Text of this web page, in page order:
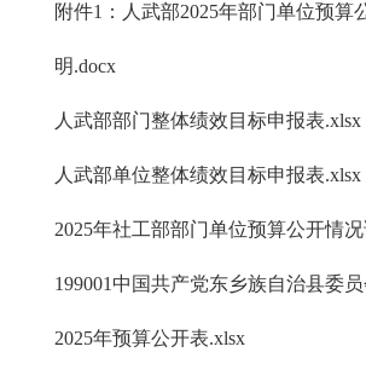
附件1：人武部2025年部门单位预算
明.docx
人武部部门整体绩效目标申报表.xlsx
人武部单位整体绩效目标申报表.xlsx
2025年社工部部门单位预算公开情
199001中国共产党东乡族自治县委
2025年预算公开表.xlsx